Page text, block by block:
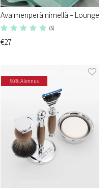
Avaimenperä nimellä – Lounge
(5)
€27
50% Alennus